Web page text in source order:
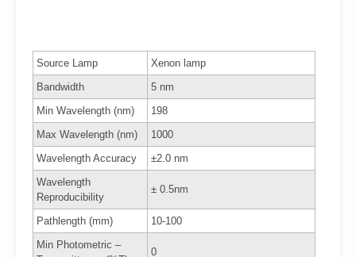
Source Lamp
Xenon lamp
Bandwidth
5 nm
Min Wavelength (nm)
198
Max Wavelength (nm)
1000
Wavelength Accuracy
±2.0 nm
Wavelength
Reproducibility
± 0.5nm
Pathlength (mm)
10-100
Min Photometric –
0